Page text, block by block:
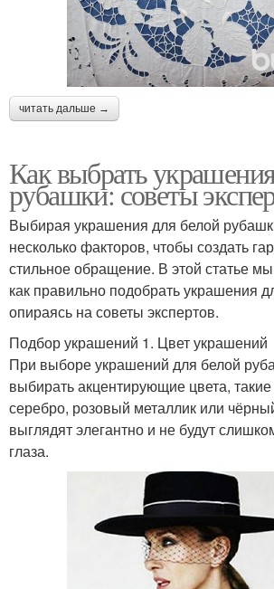
читать дальше →
Как выбрать
рубашки: советы
Выбирая украшения для белой
несколько факторов, чтобы создать
стильное обращение. В этой статье
как правильно подобрать украшения
опираясь на советы экспертов.
Подбор украшений 1. Цвет украшений
При выборе украшений для белой
выбирать акцентирующие цвета, такие
серебро, розовый металлик или
выглядят элегантно и не будут
глаза.